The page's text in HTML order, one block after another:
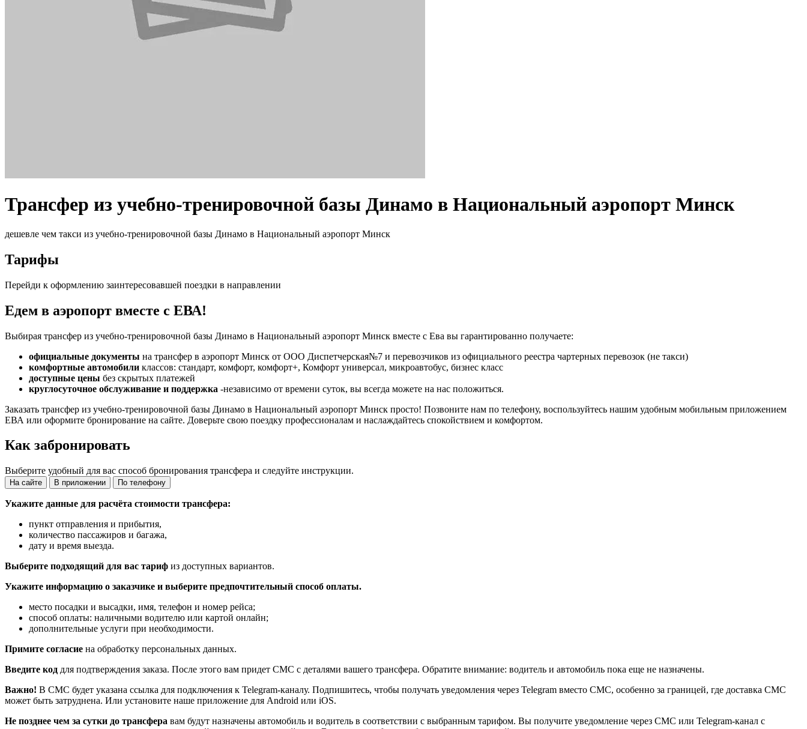
Трансфер из учебно-тренировочной базы Динамо в Национальный аэропорт Минск
дешевле чем такси из учебно-тренировочной базы Динамо в Национальный аэропорт Минск
Тарифы
Перейди к оформлению заинтересовавшей поездки в направлении
Едем в аэропорт вместе с ЕВА!
Выбирая трансфер из учебно-тренировочной базы Динамо в Национальный аэропорт Минск вместе с Ева вы гарантированно получаете:
официальные документы на трансфер в аэропорт Минск от ООО Диспетчерская№7 и перевозчиков из официального реестра чартерных перевозок (не такси)
комфортные автомобили классов: стандарт, комфорт, комфорт+, Комфорт универсал, микроавтобус, бизнес класс
доступные цены без скрытых платежей
круглосуточное обслуживание и поддержка -независимо от времени суток, вы всегда можете на нас положиться.
Заказать трансфер из учебно-тренировочной базы Динамо в Национальный аэропорт Минск просто! Позвоните нам по телефону, воспользуйтесь нашим удобным мобильным приложением
ЕВА или оформите бронирование на сайте. Доверьте свою поездку профессионалам и наслаждайтесь спокойствием и комфортом.
Как забронировать
Выберите удобный для вас способ бронирования трансфера и следуйте инструкции.
На сайте В приложении По телефону
Укажите данные для расчёта стоимости трансфера:
пункт отправления и прибытия,
количество пассажиров и багажа,
дату и время выезда.
Выберите подходящий для вас тариф из доступных вариантов.
Укажите информацию о заказчике и выберите предпочтительный способ оплаты.
место посадки и высадки, имя, телефон и номер рейса;
способ оплаты: наличными водителю или картой онлайн;
дополнительные услуги при необходимости.
Примите согласие на обработку персональных данных.
Введите код для подтверждения заказа. После этого вам придет СМС с деталями вашего трансфера. Обратите внимание: водитель и автомобиль пока еще не назначены.
Важно! В СМС будет указана ссылка для подключения к Telegram-каналу. Подпишитесь, чтобы получать уведомления через Telegram вместо СМС, особенно за границей, где доставка СМС
может быть затруднена. Или установите наше приложение для Android или iOS.
Не позднее чем за сутки до трансфера вам будут назначены автомобиль и водитель в соответствии с выбранным тарифом. Вы получите уведомление через СМС или Telegram-канал с